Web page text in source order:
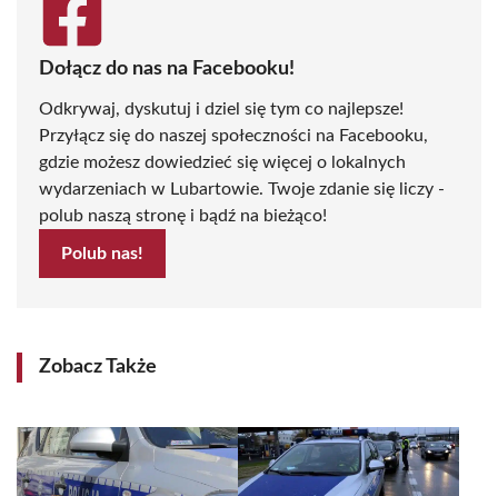
Dołącz do nas na Facebooku!
Odkrywaj, dyskutuj i dziel się tym co najlepsze!
Przyłącz się do naszej społeczności na Facebooku,
gdzie możesz dowiedzieć się więcej o lokalnych
wydarzeniach w Lubartowie. Twoje zdanie się liczy -
polub naszą stronę i bądź na bieżąco!
Polub nas!
Zobacz Także